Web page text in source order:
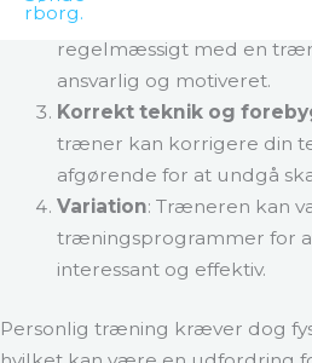
Motivation og
regelmæssigt med en
ansvarlig og motiveret.
Korrekt teknik og
træner kan korrigere din
afgørende for at undgå
Variation: Træneren kan
træningsprogrammer for
interessant og effektiv.
Personlig træning kræver dog